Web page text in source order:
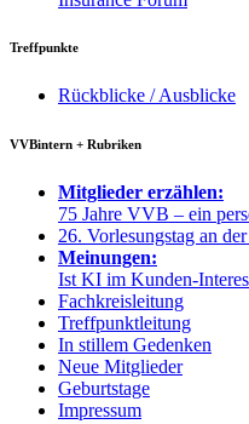
Treffpunkte
Rückblicke / Ausblicke
VVBintern + Rubriken
Mitglieder erzählen:
75 Jahre VVB – ein
26. Vorlesungstag an
Meinungen:
Ist KI im Kunden-
Fachkreisleitung
Treffpunktleitung
In stillem Gedenken
Neue Mitglieder
Geburtstage
Impressum